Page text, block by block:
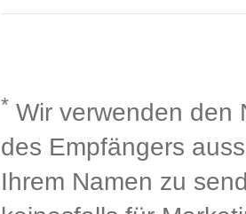
* Wir verwenden den
des Empfängers
Ihrem Namen zu